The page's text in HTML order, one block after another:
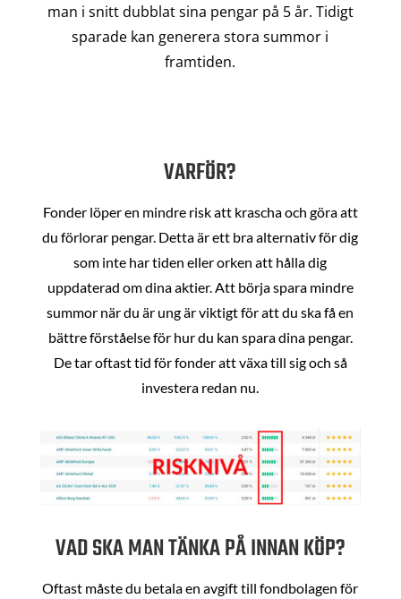
man i snitt dubblat sina pengar på 5 år. Tidigt
sparade kan generera stora summor i
framtiden.
VARFÖR?
Fonder löper en mindre risk att krascha och göra att
du förlorar pengar. Detta är ett bra alternativ för dig
som inte har tiden eller orken att hålla dig
uppdaterad om dina aktier. Att börja spara mindre
summor när du är ung är viktigt för att du ska få en
bättre förståelse för hur du kan spara dina pengar.
De tar oftast tid för fonder att växa till sig och så
investera redan nu.
VAD SKA MAN TÄNKA PÅ INNAN KÖP?
Oftast måste du betala en avgift till fondbolagen för